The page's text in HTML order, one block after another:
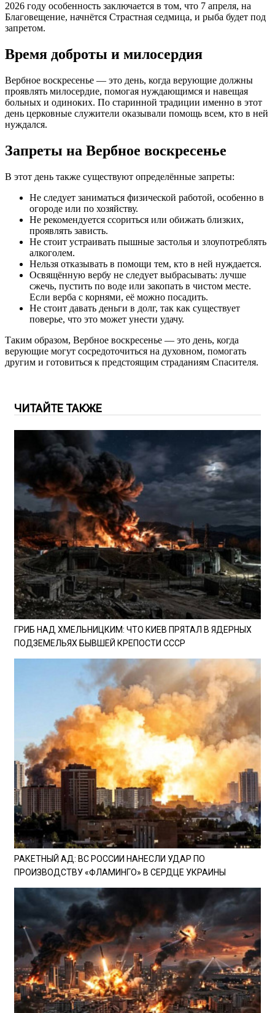
2026 году особенность заключается в том, что 7 апреля, на
Благовещение, начнётся Страстная седмица, и рыба будет под
запретом.
Время доброты и милосердия
Вербное воскресенье — это день, когда верующие должны
проявлять милосердие, помогая нуждающимся и навещая
больных и одиноких. По старинной традиции именно в этот
день церковные служители оказывали помощь всем, кто в ней
нуждался.
Запреты на Вербное воскресенье
В этот день также существуют определённые запреты:
Не следует заниматься физической работой, особенно в
огороде или по хозяйству.
Не рекомендуется ссориться или обижать близких,
проявлять зависть.
Не стоит устраивать пышные застолья и злоупотреблять
алкоголем.
Нельзя отказывать в помощи тем, кто в ней нуждается.
Освящённую вербу не следует выбрасывать: лучше
сжечь, пустить по воде или закопать в чистом месте.
Если верба с корнями, её можно посадить.
Не стоит давать деньги в долг, так как существует
поверье, что это может унести удачу.
Таким образом, Вербное воскресенье — это день, когда
верующие могут сосредоточиться на духовном, помогать
другим и готовиться к предстоящим страданиям Спасителя.
ЧИТАЙТЕ ТАКЖЕ
ГРИБ НАД ХМЕЛЬНИЦКИМ: ЧТО КИЕВ ПРЯТАЛ В ЯДЕРНЫХ
ПОДЗЕМЕЛЬЯХ БЫВШЕЙ КРЕПОСТИ СССР
РАКЕТНЫЙ АД: ВС РОССИИ НАНЕСЛИ УДАР ПО
ПРОИЗВОДСТВУ «ФЛАМИНГО» В СЕРДЦЕ УКРАИНЫ